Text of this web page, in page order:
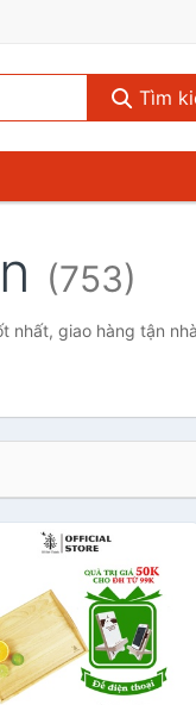
Tìm
(753)
nhất, giao hàng tận